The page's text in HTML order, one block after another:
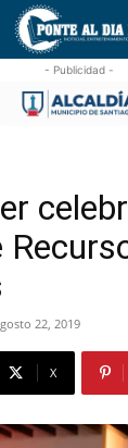
- Publicidad -
22, 2019
X